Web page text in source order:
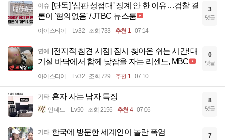
이슈 [단독] '심판 성접대' 징계 안 한 이유…검찰 결
론이 '혐의없음' / JTBC 뉴스룸
아이스티이 Lv.32 조회 733 추천 1 07:14
3
댓글
연예
[전지적 참견 시점] 잠시 찾아온 쉬는 시간! 대
기실 바닥에서 함께 낮잠을 자는 리센느, MBC
아이스티이 Lv.32 조회 729 추천 1 07:10
0
댓글
기타 혼자 사는 남자 특징
언데드 Lv.90 조회 2156 추천 4 07:06
8
댓글
기타 한국에 방문한 세계인이 놀란 폭염 7